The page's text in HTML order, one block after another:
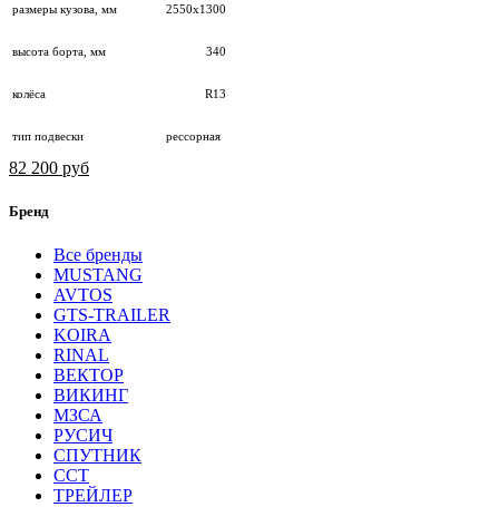
размеры кузова, мм 2550х1300
высота борта, мм 340
колёса R13
тип подвески рессорная
82 200 руб
Бренд
Все бренды
MUSTANG
AVTOS
GTS-TRAILER
KOIRA
RINAL
ВЕКТОР
ВИКИНГ
МЗСА
РУСИЧ
СПУТНИК
ССТ
ТРЕЙЛЕР